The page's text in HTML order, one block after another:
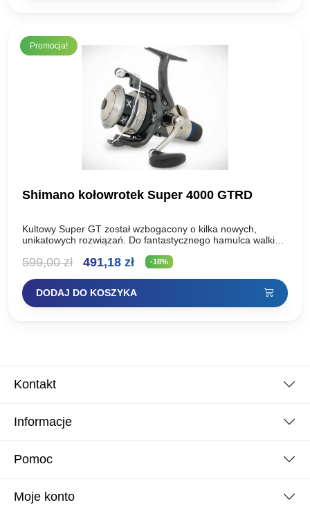
Promocja!
Shimano kołowrotek Super 4000 GTRD
Kultowy Super GT został wzbogacony o kilka nowych,
unikatowych rozwiązań. Do fantastycznego hamulca walki
mimo…
599,00zł
Pierwotna
cena
wynosiła:
491,18 złAktualna
cena
wynosi:
-18%
DODAJ DO KOSZYKA
Kontakt
Informacje
Pomoc
Moje konto